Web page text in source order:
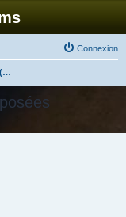
Connexion
Foire aux questions (Questions posées fréquemment)